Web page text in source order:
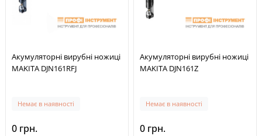
Акумуляторні вирубні ножиці
MAKITA DJN161RFJ
Немає в наявності
0 грн.
Акумуляторні вирубні ножиці
MAKITA DJN161Z
Немає в наявності
0 грн.